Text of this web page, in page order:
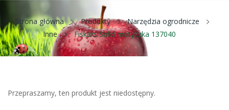
Strona główna Produkty
Narzędzia ogrodnicze
Inne
Fiskars Solid motyczka 137040
Przepraszamy, ten produkt jest niedostępny.